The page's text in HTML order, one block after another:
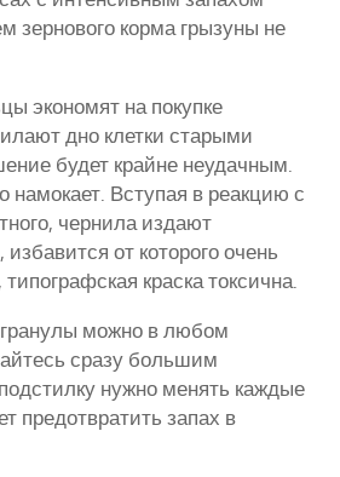
зернового корма грызуны не
экономят на покупке
дно клетки старыми
будет крайне неудачным.
намокает. Вступая в реакцию с
чернила издают
от которого очень
краска токсична.
можно в любом
сразу большим
нужно менять каждые
предотвратить запах в